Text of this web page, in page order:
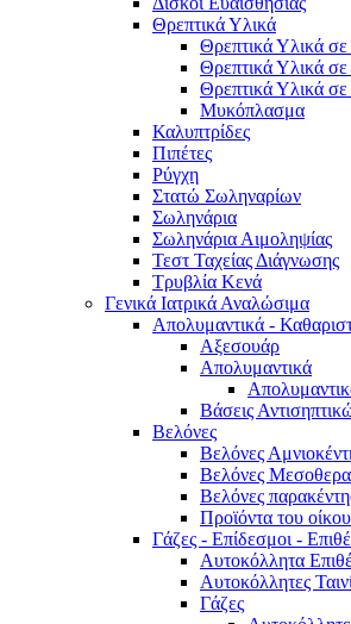
Θρεπτικά Υλικά
Θρεπτικά Υλικά
Θρεπτικά Υλικά
Θρεπτικά Υλικά
Μυκόπλασμα
Καλυπτρίδες
Πιπέτες
Ρύγχη
Στατώ Σωληναρίων
Σωληνάρια
Σωληνάρια Αιμοληψίας
Τεστ Ταχείας Διάγνωσης
Τρυβλία Κενά
Γενικά Ιατρικά Αναλώσιμα
Απολυμαντικά -
Αξεσουάρ
Απολυμαντικά
Βάσεις
Βελόνες
Βελόνες
Βελόνες
Βελόνες
Προϊόντα του
Γάζες - Επίδεσμοι -
Αυτοκόλλητα
Αυτοκόλλητες
Γάζες